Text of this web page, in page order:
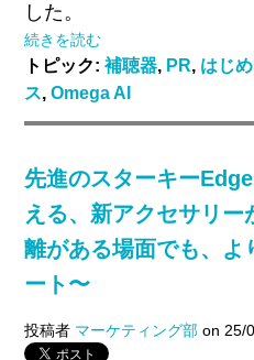
した。
続きを読む
トピック: 補聴器, PR, はじ
ス, Omega AI
先進のスターキー
える、新アクセサリ
離がある場面でも、よ
ート〜
投稿者 マーケティング部on 25/